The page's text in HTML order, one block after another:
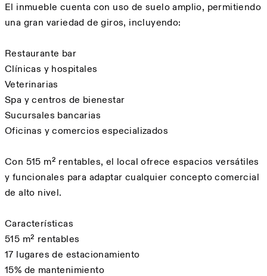
El inmueble cuenta con uso de suelo amplio, permitiendo
una gran variedad de giros, incluyendo:
Restaurante bar
Clínicas y hospitales
Veterinarias
Spa y centros de bienestar
Sucursales bancarias
Oficinas y comercios especializados
Con 515 m² rentables, el local ofrece espacios versátiles
y funcionales para adaptar cualquier concepto comercial
de alto nivel.
Características
515 m² rentables
17 lugares de estacionamiento
15% de mantenimiento